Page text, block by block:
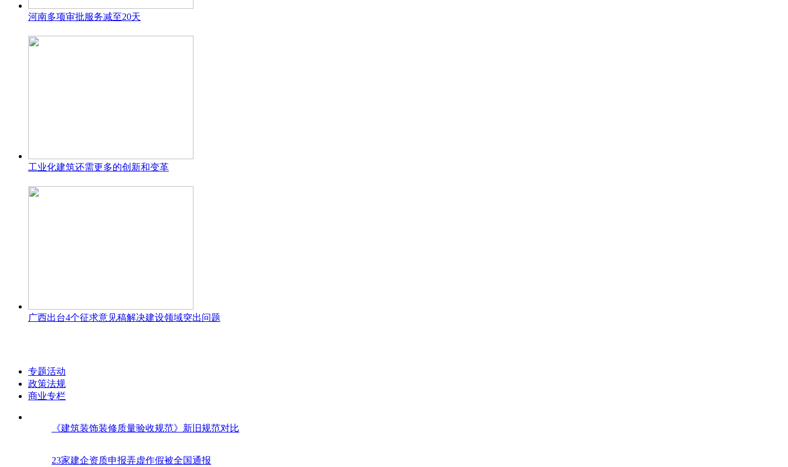
河南多项审批服务减至20天
工业化建筑还需更多的创新和变革
广西出台4个征求意见稿解决建设领域突出问题
专题活动
政策法规
商业专栏
《建筑装饰装修质量验收规范》新旧规范对比
23家建企资质申报弄虚作假被全国通报